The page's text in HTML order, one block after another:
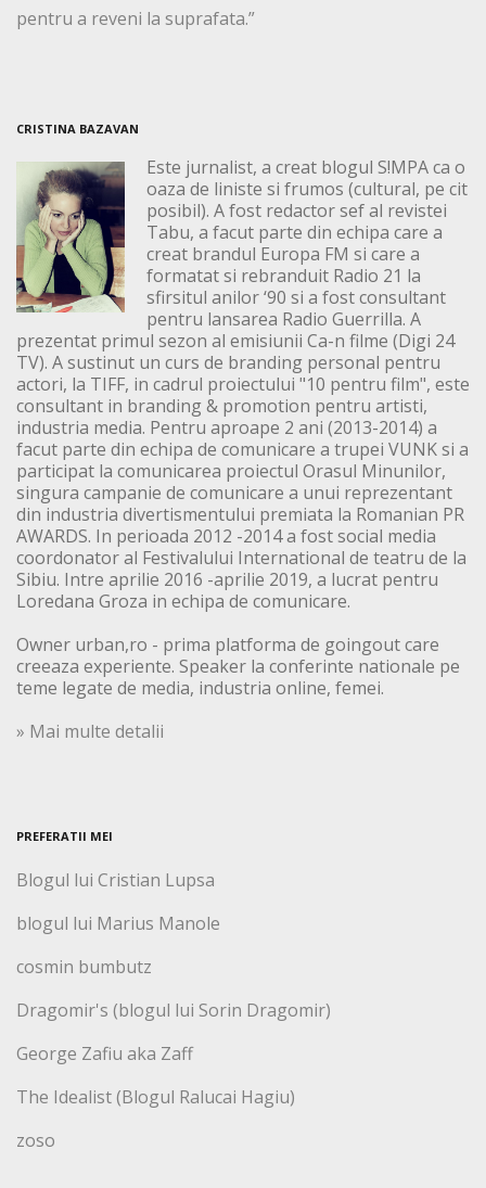
pentru a reveni la suprafata.”
CRISTINA BAZAVAN
Este jurnalist, a creat blogul S!MPA ca o
oaza de liniste si frumos (cultural, pe cit
posibil). A fost redactor sef al revistei
Tabu, a facut parte din echipa care a
creat brandul Europa FM si care a
formatat si rebranduit Radio 21 la
sfirsitul anilor ‘90 si a fost consultant
pentru lansarea Radio Guerrilla. A
prezentat primul sezon al emisiunii Ca-n filme (Digi 24
TV). A sustinut un curs de branding personal pentru
actori, la TIFF, in cadrul proiectului "10 pentru film", este
consultant in branding & promotion pentru artisti,
industria media. Pentru aproape 2 ani (2013-2014) a
facut parte din echipa de comunicare a trupei VUNK si a
participat la comunicarea proiectul Orasul Minunilor,
singura campanie de comunicare a unui reprezentant
din industria divertismentului premiata la Romanian PR
AWARDS. In perioada 2012 -2014 a fost social media
coordonator al Festivalului International de teatru de la
Sibiu. Intre aprilie 2016 -aprilie 2019, a lucrat pentru
Loredana Groza in echipa de comunicare.
Owner urban,ro - prima platforma de goingout care
creeaza experiente. Speaker la conferinte nationale pe
teme legate de media, industria online, femei.
» Mai multe detalii
PREFERATII MEI
Blogul lui Cristian Lupsa
blogul lui Marius Manole
cosmin bumbutz
Dragomir's (blogul lui Sorin Dragomir)
George Zafiu aka Zaff
The Idealist (Blogul Ralucai Hagiu)
zoso